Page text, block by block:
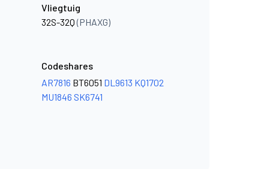
Vliegtuig
32S-32Q(PHAXG)
Codeshares
AR7816 BT6051 DL9613 KQ1702
MU1846 SK6741